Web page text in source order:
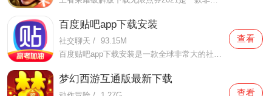
百度贴吧app下载安装
社交聊天 / 93.15M
查看
梦幻西游互通版最新下载
查看